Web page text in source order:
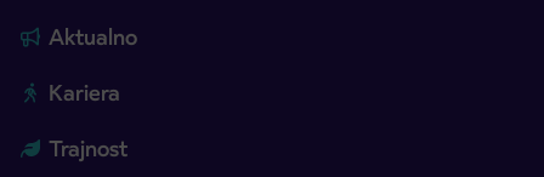
Aktualno
Kariera
Trajnost